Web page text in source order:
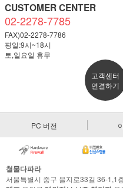
CUSTOMER CENTER
02-2278-7785
FAX)02-2278-7786
평일:9시~18시
토,일요일 휴무
고객센터
연결하기
PC 버전
철물다파라
서울특별시 중구 을지로33길 36-1,1